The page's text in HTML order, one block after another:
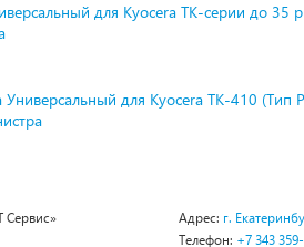
для Kyocera TK-серии до 35
для Kyocera TK-410 (Тип
Сервис» Адрес: г.
Телефон: +7 343